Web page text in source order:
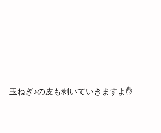
玉ねぎ♪の皮も剥いていきますよ✋